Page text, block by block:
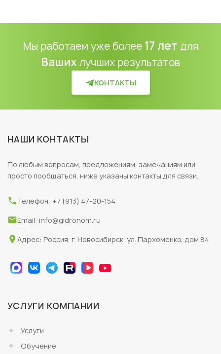
Мы работаем уже более 17 лет для
Ваших лучших результатов
КОНТАКТЫ
НАШИ КОНТАКТЫ
По любым вопросам, предложениям, замечаниям или
просто пообщаться, ниже указаны контакты для связи.
Телефон: +7 (913) 47-20-154
Email: info@gidronom.ru
Адрес: Россия, г. Новосибирск, ул. Пархоменко, дом 84
УСЛУГИ КОМПАНИИ
Услуги
Обучение